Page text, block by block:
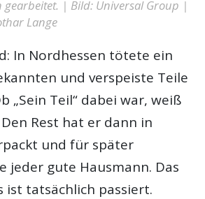
gearbeitet. | Bild: Universal Group |
Lange
In Nordhessen tötete ein
und verspeiste Teile
„Sein Teil“ dabei war, weiß
Rest hat er dann in
und für später
jeder gute Hausmann. Das
ist tatsächlich passiert.